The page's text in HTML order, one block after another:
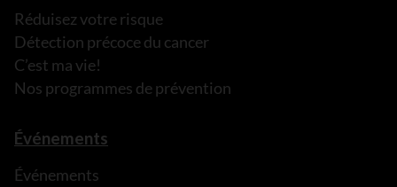
Réduisez votre risque
Détection précoce du cancer
C’est ma vie!
Nos programmes de prévention
Événements
Événements